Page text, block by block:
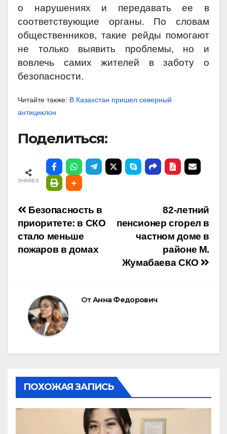
о нарушениях и передавать ее в
соответствующие органы. По словам
общественников, такие рейды помогают
не только выявить проблемы, но и
вовлечь самих жителей в заботу о
безопасности.
Читайте также: В Казахстан пришел северный
антициклон
Поделиться:
SHARES
Навигация
по
записям
82-летний
пенсионер сгорел в
частном доме в
районе М.
Жумабаева СКО
Безопасность в
приоритете: в СКО
стало меньше
пожаров в домах
ОтАнна Федорович
ПОХОЖАЯ ЗАПИСЬ